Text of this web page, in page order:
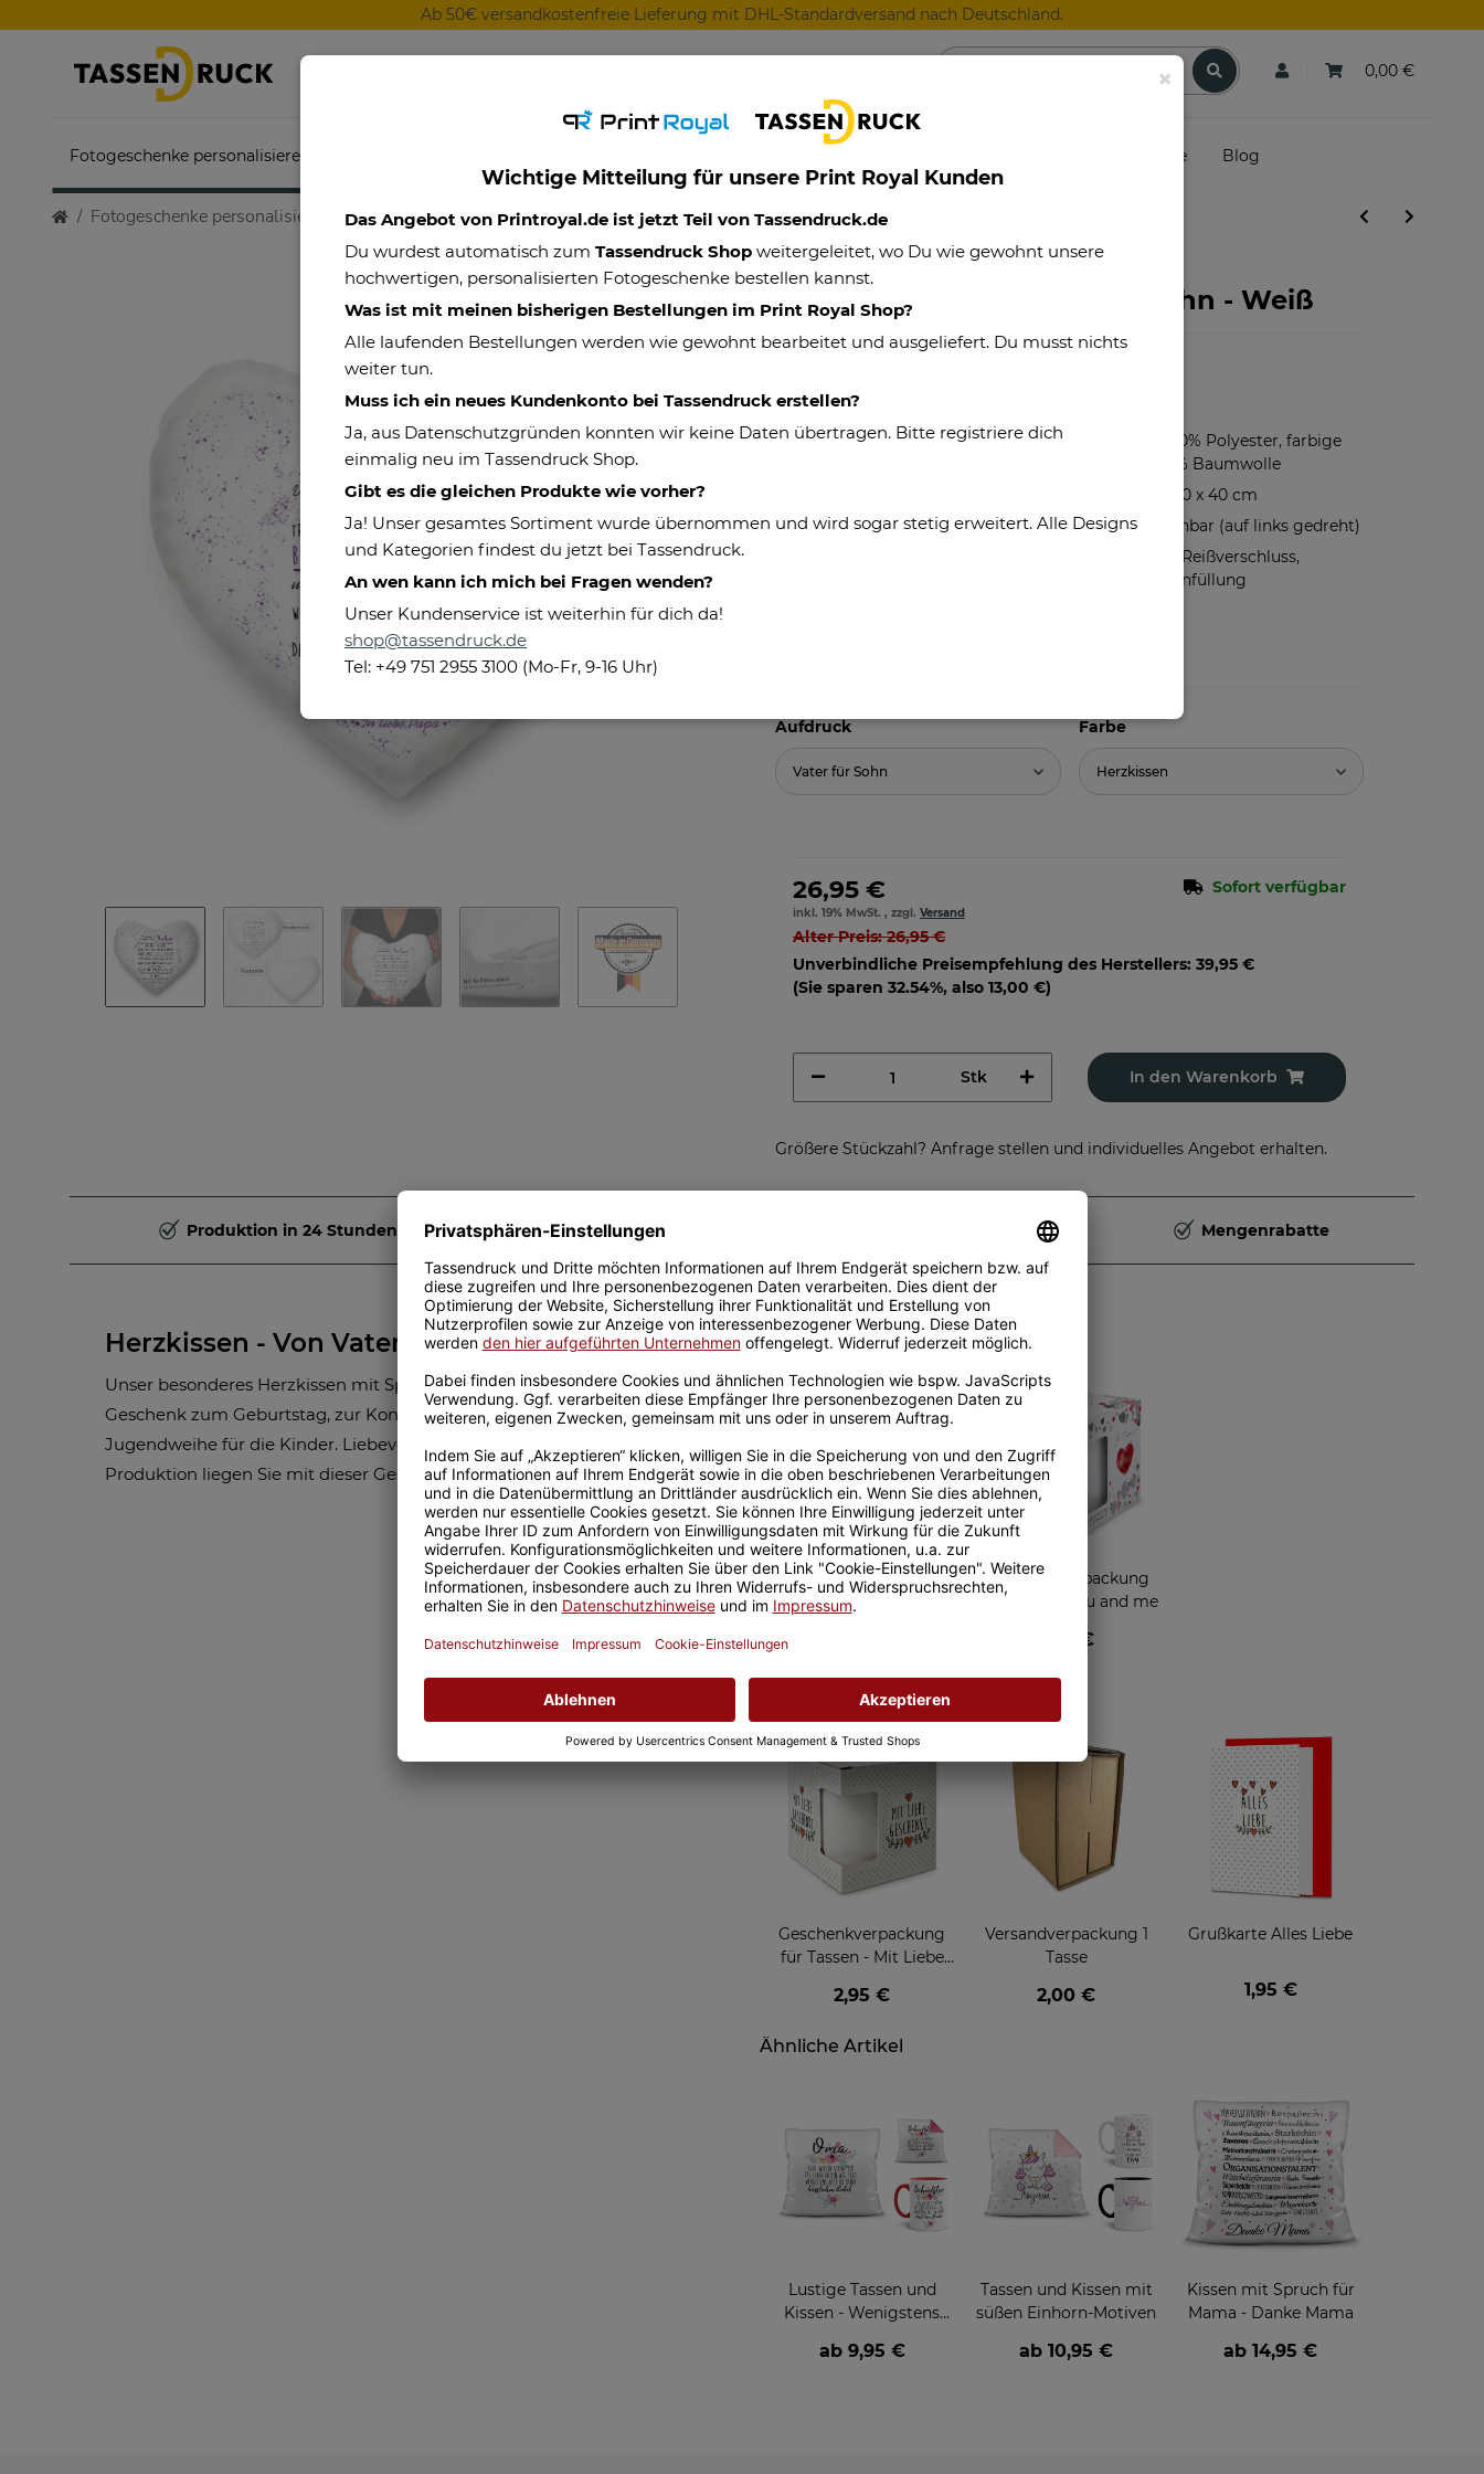
Ab 50€ versandkostenfreie Lieferung mit DHL-Standardversand nach Deutschland.
0,00 €
Fotogeschenke personalisieren Gutscheine Blog
Fotogeschenke personalisieren Motivtassen Motivtassen, Deko-Kissen und Geschenke-Sets für die Familie
Herzkissen - Von Vater für Sohn - Weiß
Artikelnummer:
Material:
Vorderseite 100% Polyester, farbige
Rückseite 100% Baumwolle
Kissenbezug 40 x 40 cm
Pflegehinweis:
Bis 40°C waschbar (auf links gedreht)
Hochwertiger Reißverschluss,
inklusive Kissenfüllung
Aufdruck
Vater für Sohn
Farbe
Herzkissen
26,95 € Sofort verfügbar
inkl. 19% MwSt. , zzgl. Versand
Alter Preis: 26,95 €
Unverbindliche Preisempfehlung des Herstellers: 39,95 €
(Sie sparen 32.54%, also 13,00 €)
Stk In den Warenkorb
Größere Stückzahl? Anfrage stellen und individuelles Angebot erhalten.
Produktion in 24 Stunden Sicherer Kauf Auf Rechnung Produktion in Deutschland Mengenrabatte
Herzkissen - Von Vater für Sohn - Weiß
Unser besonderes Herzkissen mit Spruch - Von Vater für Sohn - ist ein tolles
Geschenk zum Geburtstag, zur Konfirmation, zur Kommunion oder zur
Jugendweihe für die Kinder. Liebevoll gestaltet in unserer hauseigenen
Produktion liegen Sie mit dieser Geschenkidee immer richtig.
Passende Verpackungen
Geschenkverpackung
für Tassen - LOVE
Geschenkverpackung
für Tassen - You and me
2,95 €
Grußkarten zum Verschenken
Geschenkverpackung
für Tassen - Mit Liebe
2,95 €
Versandverpackung 1
Tasse
2,00 €
Grußkarte Alles Liebe
1,95 €
Ähnliche Artikel
Lustige Tassen und
Kissen - Wenigstens
hässlichen
ab 9,95 €
Tassen und Kissen mit
süßen Einhorn-Motiven
ab10,95 €
Kissen mit Spruch für
Mama - Danke Mama
ab14,95 €
×
Wichtige Mitteilung für unsere Print Royal Kunden
Das Angebot von Printroyal.de ist jetzt Teil von Tassendruck.de
Du wurdest automatisch zum Tassendruck Shop weitergeleitet, wo Du wie gewohnt unsere
hochwertigen, personalisierten Fotogeschenke bestellen kannst.
Was ist mit meinen bisherigen Bestellungen im Print Royal Shop?
Alle laufenden Bestellungen werden wie gewohnt bearbeitet und ausgeliefert. Du musst nichts
weiter tun.
Muss ich ein neues Kundenkonto bei Tassendruck erstellen?
Ja, aus Datenschutzgründen konnten wir keine Daten übertragen. Bitte registriere dich
einmalig neu im Tassendruck Shop.
Gibt es die gleichen Produkte wie vorher?
Ja! Unser gesamtes Sortiment wurde übernommen und wird sogar stetig erweitert. Alle Designs
und Kategorien findest du jetzt bei Tassendruck.
An wen kann ich mich bei Fragen wenden?
Unser Kundenservice ist weiterhin für dich da!
shop@tassendruck.de
Tel: +49 751 2955 3100 (Mo-Fr, 9-16 Uhr)